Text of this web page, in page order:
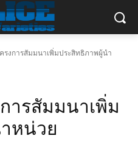
รงการสัมมนาเพิ่มประสิทธิภาพผู้นำ
ารสัมมนาเพิ่ม
หน่วย